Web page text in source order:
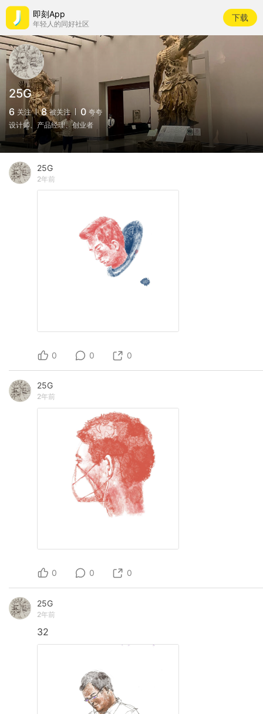
即刻App
年轻人的同好社区
下载
25G
6 关注 8 被关注 0 夸夸
设计师、产品经理、创业者
25G
2年前
0 0 0
25G
2年前
0 0 0
25G
2年前
32